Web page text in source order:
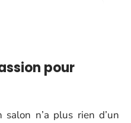
pour
salon n’a plus rien d’un